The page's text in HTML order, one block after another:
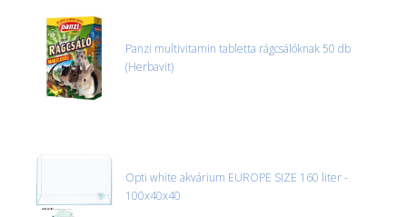
Panzi multivitamin tabletta rágcsálóknak 50 db
(Herbavit)
Opti white akvárium EUROPE SIZE 160 liter -
100x40x40